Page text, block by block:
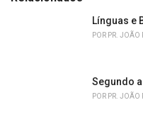
Línguas e
POR PR. JOÃO
Segundo
POR PR. JOÃO